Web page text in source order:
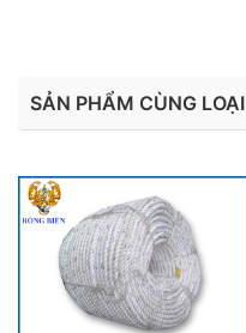
SẢN PHẨM CÙNG LOẠI